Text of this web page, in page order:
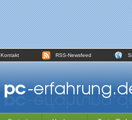
Kontakt RSS-Newsfeed